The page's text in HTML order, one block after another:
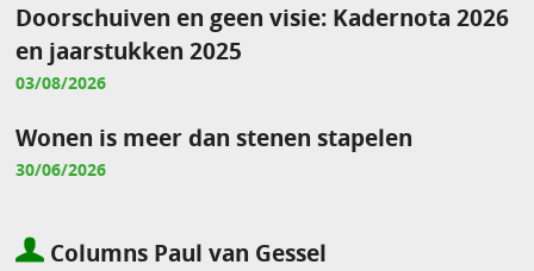
Doorschuiven en geen visie: Kadernota 2026
en jaarstukken 2025
03/08/2026
Wonen is meer dan stenen stapelen
30/06/2026
Columns Paul van Gessel